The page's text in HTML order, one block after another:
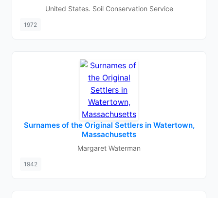
United States. Soil Conservation Service
1972
Surnames of the Original Settlers in Watertown,
Massachusetts
Margaret Waterman
1942